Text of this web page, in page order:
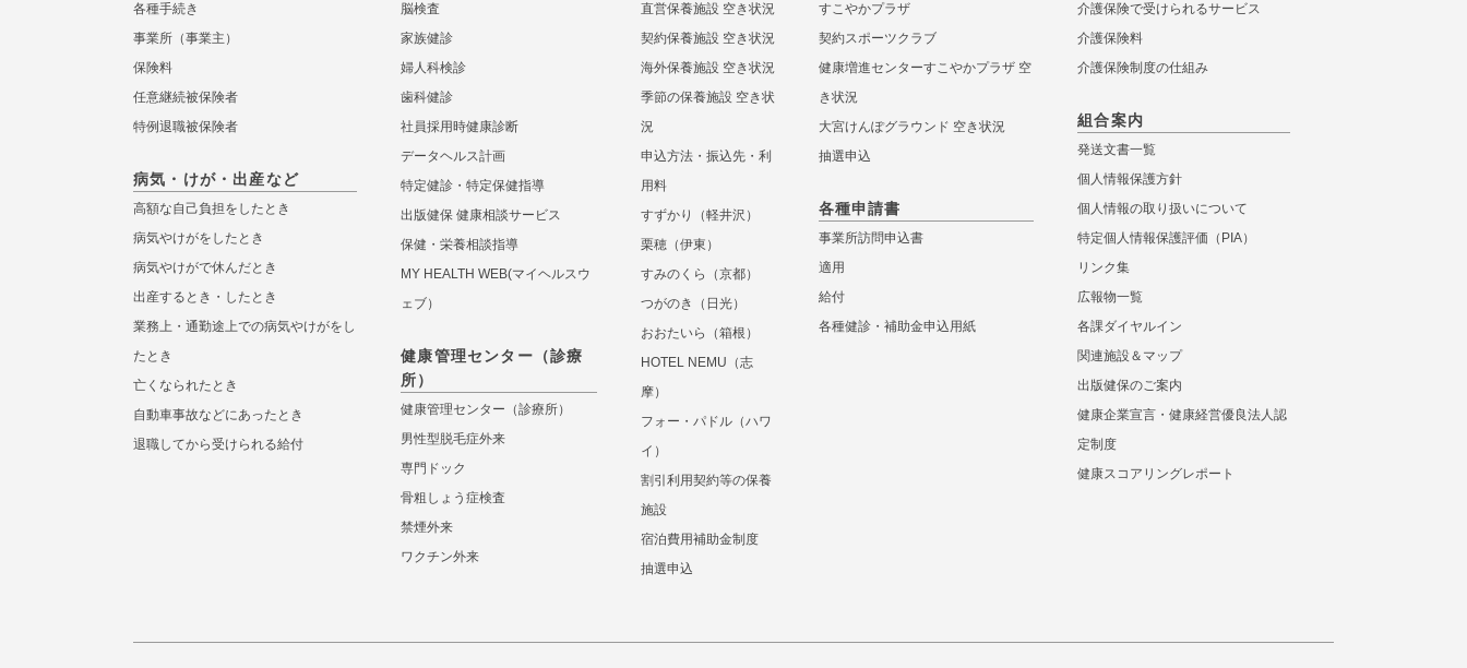
各種手続き
事業所（事業主）
保険料
任意継続被保険者
特例退職被保険者
病気・けが・出産など
高額な自己負担をしたとき
病気やけがをしたとき
病気やけがで休んだとき
出産するとき・したとき
業務上・通勤途上での病気やけがをし
たとき
亡くなられたとき
自動車事故などにあったとき
退職してから受けられる給付
脳検査
家族健診
婦人科検診
歯科健診
社員採用時健康診断
データヘルス計画
特定健診・特定保健指導
出版健保 健康相談サービス
保健・栄養相談指導
MY HEALTH WEB(マイヘルスウ
ェブ）
健康管理センター（診療
所）
健康管理センター（診療所）
男性型脱毛症外来
専門ドック
骨粗しょう症検査
禁煙外来
ワクチン外来
直営保養施設 空き状況
契約保養施設 空き状況
海外保養施設 空き状況
季節の保養施設 空き状
況
申込方法・振込先・利
用料
すずかり（軽井沢）
栗穂（伊東）
すみのくら（京都）
つがのき（日光）
おおたいら（箱根）
HOTEL NEMU（志
摩）
フォー・パドル（ハワ
イ）
割引利用契約等の保養
施設
宿泊費用補助金制度
抽選申込
すこやかプラザ
契約スポーツクラブ
健康増進センターすこやかプラザ 空
き状況
大宮けんぽグラウンド 空き状況
抽選申込
各種申請書
事業所訪問申込書
適用
給付
各種健診・補助金申込用紙
介護保険で受けられるサービス
介護保険料
介護保険制度の仕組み
組合案内
発送文書一覧
個人情報保護方針
個人情報の取り扱いについて
特定個人情報保護評価（PIA）
リンク集
広報物一覧
各課ダイヤルイン
関連施設＆マップ
出版健保のご案内
健康企業宣言・健康経営優良法人認
定制度
健康スコアリングレポート